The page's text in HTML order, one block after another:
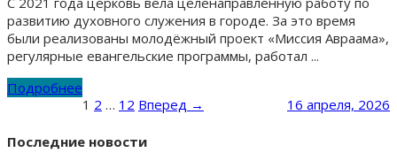
развитию духовного служения в городе. За это время
были реализованы молодёжный проект «Миссия Авраама»,
регулярные евангельские программы, работал ...
Подробнее
16 апреля, 2026
1 2 … 12 Вперед →
Последние новости